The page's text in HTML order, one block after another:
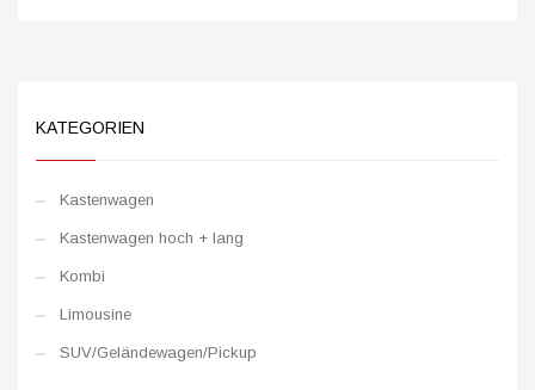
KATEGORIEN
Kastenwagen
Kastenwagen hoch + lang
Kombi
Limousine
SUV/Geländewagen/Pickup